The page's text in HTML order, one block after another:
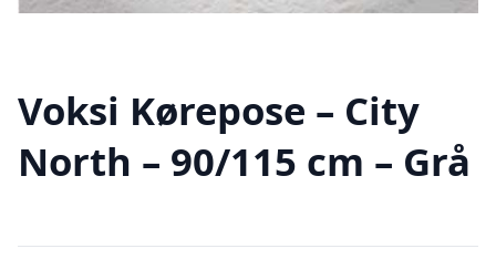
Voksi Kørepose – City
North – 90/115 cm – Grå